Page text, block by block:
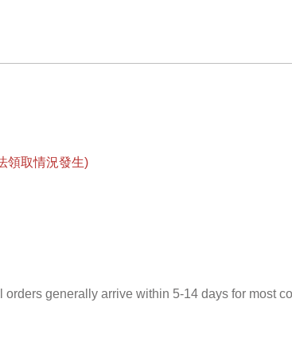
領取情況發生)
generally arrive within 5-14 days for most